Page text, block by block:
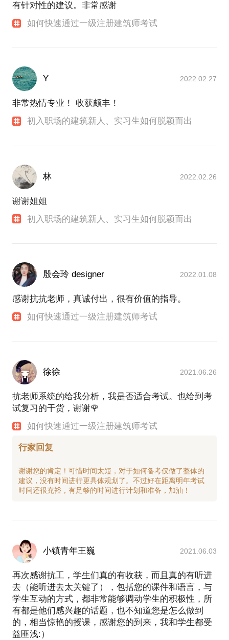
有针对性的建议。非常感谢
如何快速通过一级注册建筑师考试
Y 2022.02.27
非常热情专业！ 收获颇丰！
初入职场的建筑新人、实习生如何脱颖而出
林 2022.02.26
谢谢姐姐
初入职场的建筑新人、实习生如何脱颖而出
殷会玲 designer 2022.01.08
感谢抗抗老师，真诚付出，很有价值的指导。
如何快速通过一级注册建筑师考试
徐徐 2021.06.26
抗老师系统的给我分析，我是否适合考试。也给到考
试复习的干货，谢谢🌹
如何快速通过一级注册建筑师考试
行家回复
谢谢您的肯定！可惜时间太短，对于如何备考仅做了整体的
建议，没有时间进行更具体规划了。不过好在距离明年考试
小镇青年王巍 2021.06.03
再次感谢抗工，学生们真的有收获，而且真的有听进
去（能听进去太关键了），包括您的课件和语言，与
学生互动的方式，都非常能够调动学生的积极性，所
有都是他们感兴趣的话题，也不知道您是怎么做到
的，相当惊艳的授课，感谢您的到来，我和学生都受
益匪浅:）